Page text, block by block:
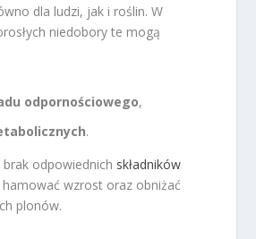
dla ludzi, jak i roślin. W
niedobory te mogą
odpornościowego,
.
odpowiednich składników
wzrost oraz obniżać
plonów.